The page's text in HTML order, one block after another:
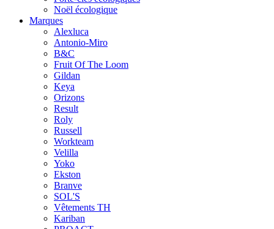
Noël écologique
Marques
Alexluca
Antonio-Miro
B&C
Fruit Of The Loom
Gildan
Keya
Orizons
Result
Roly
Russell
Workteam
Velilla
Yoko
Ekston
Branve
SOL'S
Vêtements TH
Kariban